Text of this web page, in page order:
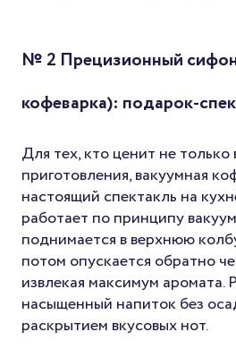
№ 2 Прецизионный
кофеварка): подарок-
Для тех, кто ценит не только
приготовления, вакуумная
настоящий спектакль на
работает по принципу
поднимается в верхнюю
потом опускается обратно
извлекая максимум аромата.
насыщенный напиток без
раскрытием вкусовых нот.